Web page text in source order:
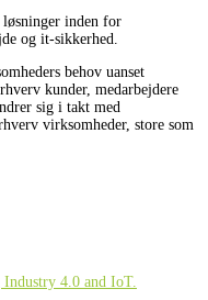
inden for
og it-sikkerhed.
behov uanset
kunder, medarbejdere
sig i takt med
virksomheder, store som
4.0 and IoT.